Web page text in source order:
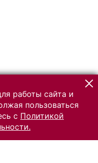
работы сайта и
пользоваться
с Политикой